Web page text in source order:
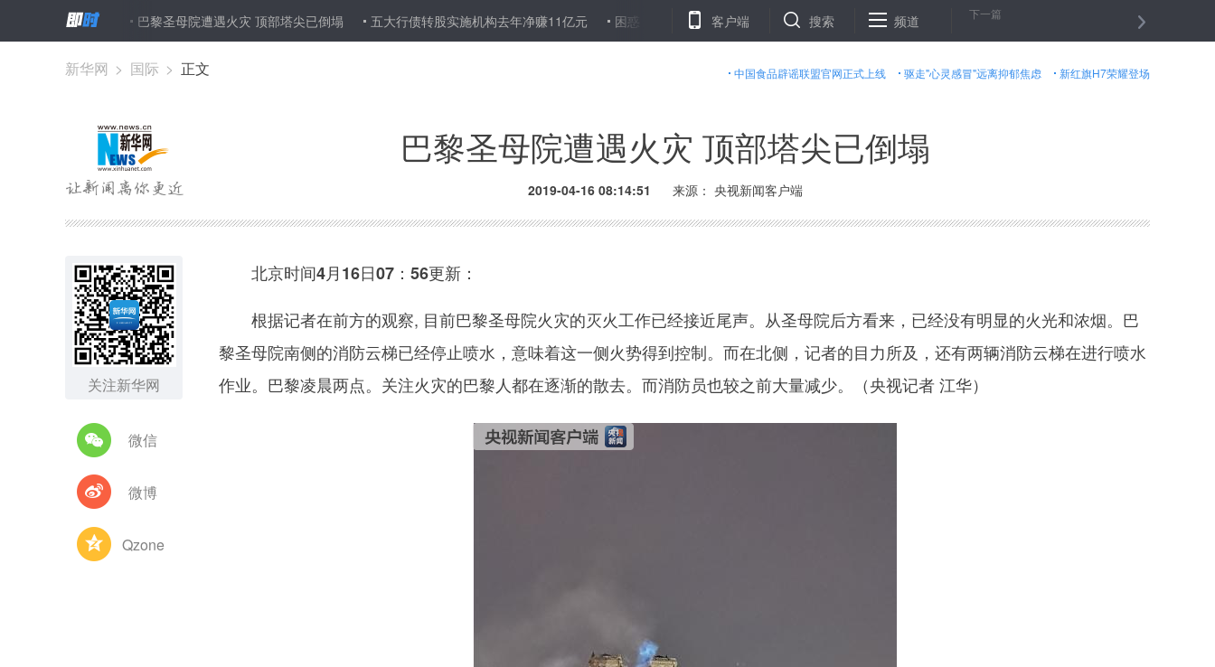
巴黎圣母院遭遇火灾 顶部塔尖已倒塌 五大行债转股实施机构去年净赚11亿元 困惑！穿工服 送快递 讨薪时被告知不是快递公司员工 外资与内资的“退与进” A股市场谁主沉浮 求职被拒20多
客户端 搜索 频道 下一篇
中国食品辟谣联盟官网正式上线 驱走"心灵感冒"远离抑郁焦虑 新红旗H7荣耀登场
新华网 > 国际 > 正文
巴黎圣母院遭遇火灾 顶部塔尖已倒塌
2019-04-16 08:14:51 来源： 央视新闻客户端
关注新华网
微信
微博
Qzone
北京时间4月16日07：56更新：
根据记者在前方的观察, 目前巴黎圣母院火灾的灭火工作已经接近尾声。从圣母院后方看来，已经没有明显的火光和浓烟。巴
黎圣母院南侧的消防云梯已经停止喷水，意味着这一侧火势得到控制。而在北侧，记者的目力所及，还有两辆消防云梯在进行喷水
作业。巴黎凌晨两点。关注火灾的巴黎人都在逐渐的散去。而消防员也较之前大量减少。（央视记者 江华）